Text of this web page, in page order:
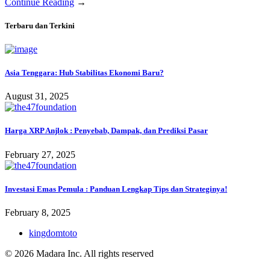
Terbaru dan Terkini
Asia Tenggara: Hub Stabilitas Ekonomi Baru?
August 31, 2025
Harga XRP Anjlok : Penyebab, Dampak, dan Prediksi Pasar
February 27, 2025
Investasi Emas Pemula : Panduan Lengkap Tips dan Strateginya!
February 8, 2025
kingdomtoto
© 2026 Madara Inc. All rights reserved